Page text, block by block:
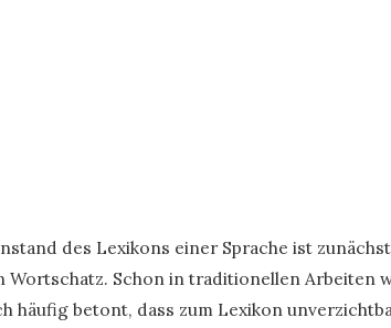
des Lexikons einer Sprache ist zunächst
Wortschatz. Schon in traditionellen Arbeiten
häufig betont, dass zum Lexikon